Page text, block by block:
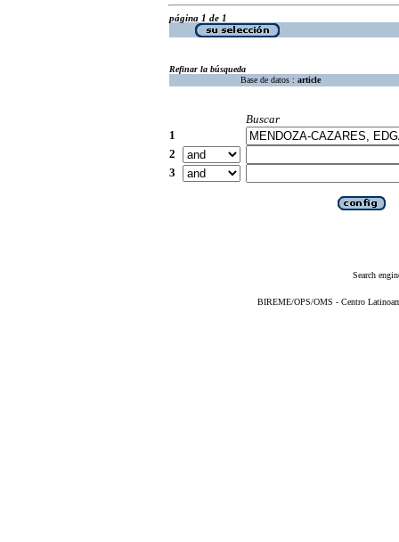
página 1 de 1
Refinar la búsqueda
Base de datos : article
Buscar
1
2
3
Search
BIREME/OPS/OMS - Centro